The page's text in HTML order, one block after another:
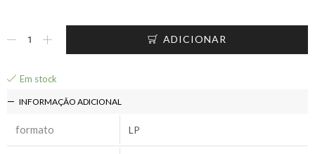
ADICIONAR
Em stock
INFORMAÇÃO ADICIONAL
formato LP